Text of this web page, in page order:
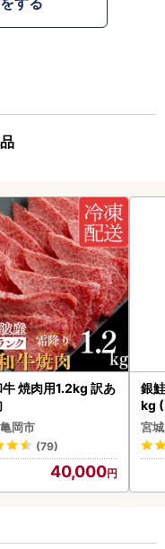
焼肉用1.2kg 訳あ
岡市
(79)
40,000
銀
kg
宮